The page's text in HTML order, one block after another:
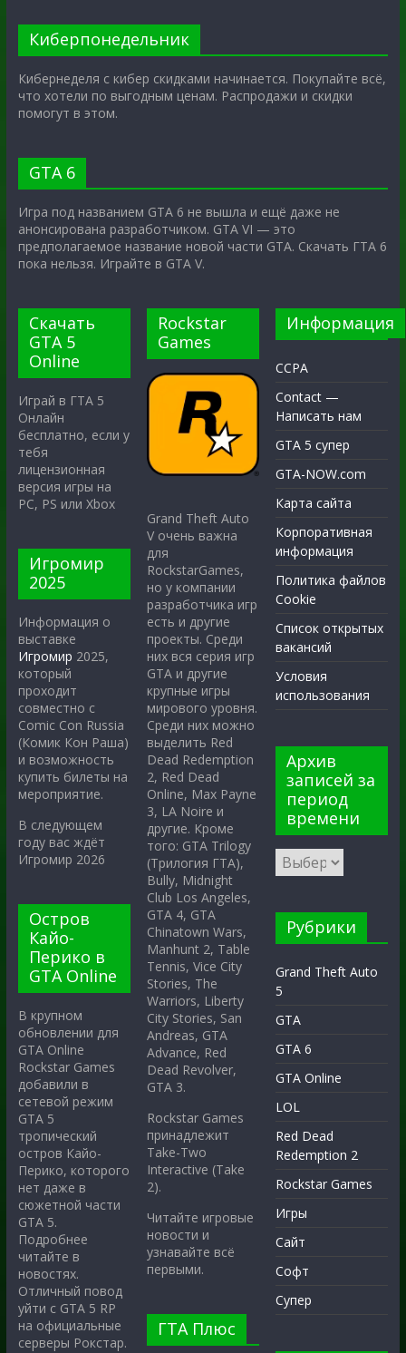
Киберпонедельник
Кибернеделя с кибер скидками начинается. Покупайте всё,
что хотели по выгодным ценам. Распродажи и скидки
помогут в этом.
GTA 6
Игра под названием GTA 6 не вышла и ещё даже не
анонсирована разработчиком. GTA VI — это
предполагаемое название новой части GTA. Скачать ГТА 6
пока нельзя. Играйте в GTA V.
Скачать
GTA 5
Online
Играй в ГТА 5
Онлайн
бесплатно, если у
тебя
лицензионная
версия игры на
PC, PS или Xbox
Игромир
2025
Информация о
выставке
Игромир 2025,
который
проходит
совместно с
Comic Con Russia
(Комик Кон Раша)
и возможность
купить билеты на
мероприятие.
В следующем
году вас ждёт
Игромир 2026
Остров
Кайо-
Перико в
GTA Online
В крупном
обновлении для
GTA Online
Rockstar Games
добавили в
сетевой режим
GTA 5
тропический
остров Кайо-
Перико, которого
нет даже в
сюжетной части
GTA 5.
Подробнее
читайте в
новостях.
Отличный повод
уйти с GTA 5 RP
на официальные
серверы Рокстар.
Rockstar
Games
Grand Theft Auto
V очень важна
для
RockstarGames,
но у компании
разработчика игр
есть и другие
проекты. Среди
них вся серия игр
GTA и другие
крупные игры
мирового уровня.
Среди них можно
выделить Red
Dead Redemption
2, Red Dead
Online, Max Payne
3, LA Noire и
другие. Кроме
того: GTA Trilogy
(Трилогия ГТА),
Bully, Midnight
Club Los Angeles,
GTA 4, GTA
Chinatown Wars,
Manhunt 2, Table
Tennis, Vice City
Stories, The
Warriors, Liberty
City Stories, San
Andreas, GTA
Advance, Red
Dead Revolver,
GTA 3.
Rockstar Games
принадлежит
Take-Two
Interactive (Take
2).
Читайте игровые
новости и
узнавайте всё
первыми.
ГТА Плюс
Информация
CCPA
Contact —
Написать нам
GTA 5 супер
GTA-NOW.com
Карта сайта
Корпоративная
информация
Политика файлов
Cookie
Список открытых
вакансий
Условия
использования
Архив
записей за
период
времени
Рубрики
Grand Theft Auto
5
GTA
GTA 6
GTA Online
LOL
Red Dead
Redemption 2
Rockstar Games
Игры
Сайт
Софт
Супер